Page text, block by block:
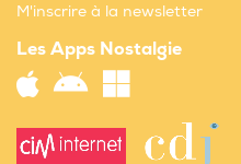
M'inscrire à la newsletter
Les Apps Nostalgie